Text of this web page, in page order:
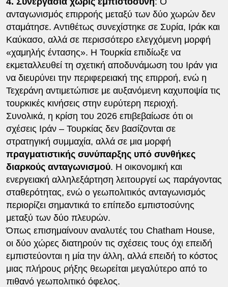
ανταγωνισμός επιρροής μεταξύ των δύο χωρών δεν
σταμάτησε. Αντιθέτως συνεχίστηκε σε Συρία, Ιράκ και
Καύκασο, αλλά σε περισσότερο ελεγχόμενη μορφή
«χαμηλής έντασης». Η Τουρκία επιδίωξε να
εκμεταλλευθεί τη σχετική αποδυνάμωση του Ιράν για
να διευρύνει την περιφερειακή της επιρροή, ενώ η
Τεχεράνη αντιμετώπισε με αυξανόμενη καχυποψία τις
τουρκικές κινήσεις στην ευρύτερη περιοχή.
Συνολικά, η κρίση του 2026 επιβεβαίωσε ότι οι
σχέσεις Ιράν – Τουρκίας δεν βασίζονται σε
στρατηγική συμμαχία, αλλά σε μια μορφή
πραγματιστικής συνύπαρξης υπό συνθήκες
διαρκούς ανταγωνισμού. Η οικονομική και
ενεργειακή αλληλεξάρτηση λειτουργεί ως παράγοντας
σταθερότητας, ενώ ο γεωπολιτικός ανταγωνισμός
περιορίζει σημαντικά το επίπεδο εμπιστοσύνης
μεταξύ των δύο πλευρών.
Όπως επισημαίνουν αναλυτές του Chatham House,
οι δύο χώρες διατηρούν τις σχέσεις τους όχι επειδή
εμπιστεύονται η μία την άλλη, αλλά επειδή το κόστος
μιας πλήρους ρήξης θεωρείται μεγαλύτερο από το
πιθανό γεωπολιτικό όφελος.